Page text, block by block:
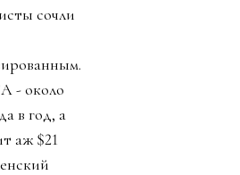
сочли
- около
в год, а
аж $21